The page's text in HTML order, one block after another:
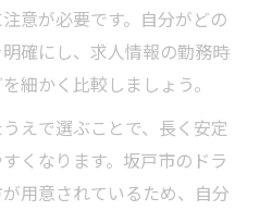
意が必要です。自分がどの
確にし、求人情報の勤務時
細かく比較しましょう。
えで選ぶことで、長く安定
くなります。坂戸市のドラ
用意されているため、自分